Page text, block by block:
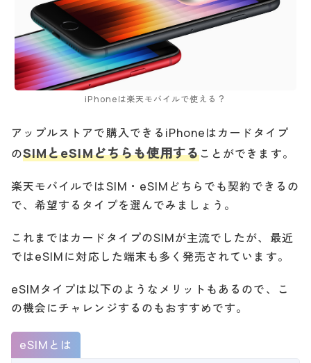
iPhoneは楽天モバイルで使える？
アップルストアで購入できるiPhoneはカードタイプ
のSIMとeSIMどちらも使用することができます。
楽天モバイルではSIM・eSIMどちらでも契約できるの
で、希望するタイプを選んでみましょう。
これまではカードタイプのSIMが主流でしたが、最近
ではeSIMに対応した端末も多く発売されています。
eSIMタイプは以下のようなメリットもあるので、こ
の機会にチャレンジするのもおすすめです。
eSIMとは